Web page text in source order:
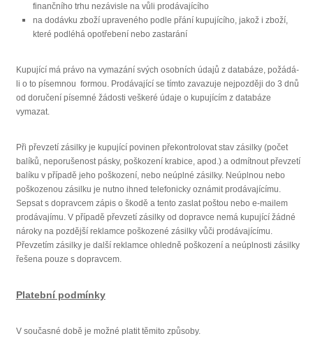
finančního trhu nezávisle na vůli prodávajícího
na dodávku zboží upraveného podle přání kupujícího, jakož i zboží,
které podléhá opotřebení nebo zastarání
Kupující má právo na vymazání svých osobních údajů z databáze, požádá-
li o to písemnou formou. Prodávající se tímto zavazuje nejpozději do 3 dnů
od doručení písemné žádosti veškeré údaje o kupujícím z databáze
vymazat.
Při převzetí zásilky je kupující povinen překontrolovat stav zásilky (počet
balíků, neporušenost pásky, poškození krabice, apod.) a odmítnout převzetí
balíku v případě jeho poškození, nebo neúplné zásilky. Neúplnou nebo
poškozenou zásilku je nutno ihned telefonicky oznámit prodávajícímu.
Sepsat s dopravcem zápis o škodě a tento zaslat poštou nebo e-mailem
prodávajímu. V případě převzetí zásilky od dopravce nemá kupující žádné
nároky na pozdější reklamce poškozené zásilky vůči prodávajícímu.
Převzetím zásilky je další reklamce ohledně poškození a neúplnosti zásilky
řešena pouze s dopravcem.
Platební podmínky
V současné době je možné platit těmito způsoby.